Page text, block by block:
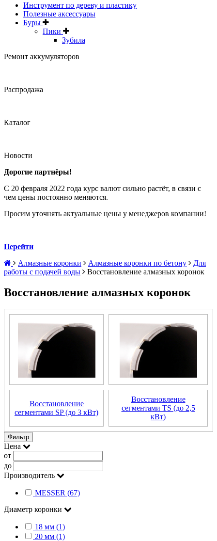
Инструмент по дереву и пластику
Полезные аксессуары
Буры
Пики
Зубила
Ремонт аккумуляторов
Распродажа
Каталог
Новости
Дорогие партнёры!
С 20 февраля 2022 года курс валют сильно растёт, в связи с
чем цены постоянно меняются.
Просим уточнять актуальные цены у менеджеров компании!
Перейти
Алмазные коронки
Алмазные коронки по бетону
Для
работы с подачей воды
Восстановление алмазных коронок
Восстановление алмазных коронок
Восстановление
сегментами SP (до 3 кВт)
Восстановление
сегментами TS (до 2,5
кВт)
Фильтр
Цена
от
до
Производитель
MESSER (67)
Диаметр коронки
18 мм (1)
20 мм (1)